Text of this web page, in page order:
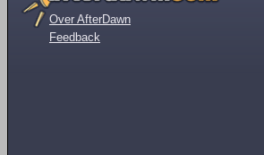
Over AfterDawn
Feedback